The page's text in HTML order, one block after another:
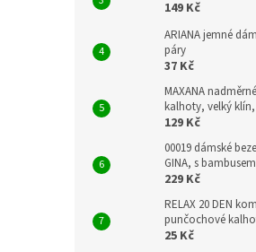
149 Kč
ARIANA jemné
páry
37 Kč
MAXANA
kalhoty, velký klín,
129 Kč
00019 dámské
GINA, s bambusem
229 Kč
RELAX 20 DEN
punčochové
25 Kč